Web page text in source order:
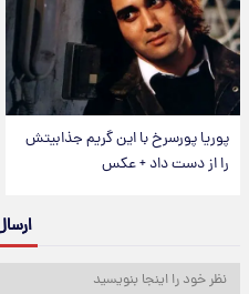
پوریا پورسرخ با این گریم جذابیتش
را از دست داد + عکس